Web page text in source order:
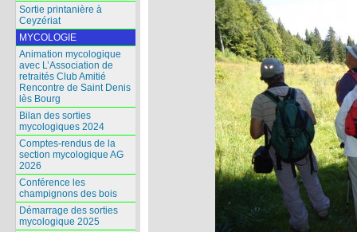
Sortie printanière à
Ceyzériat
MYCOLOGIE
Animation mycologique
avec L’Association de
retraités Club Amitié
Rencontre de Saint Denis
lès Bourg
Bilan des sorties
mycologiques 2024
Comptes-rendus de la
section mycologique AG
2026
Conférence les
champignons des bois
Démarrage des sorties
mycologique 2025